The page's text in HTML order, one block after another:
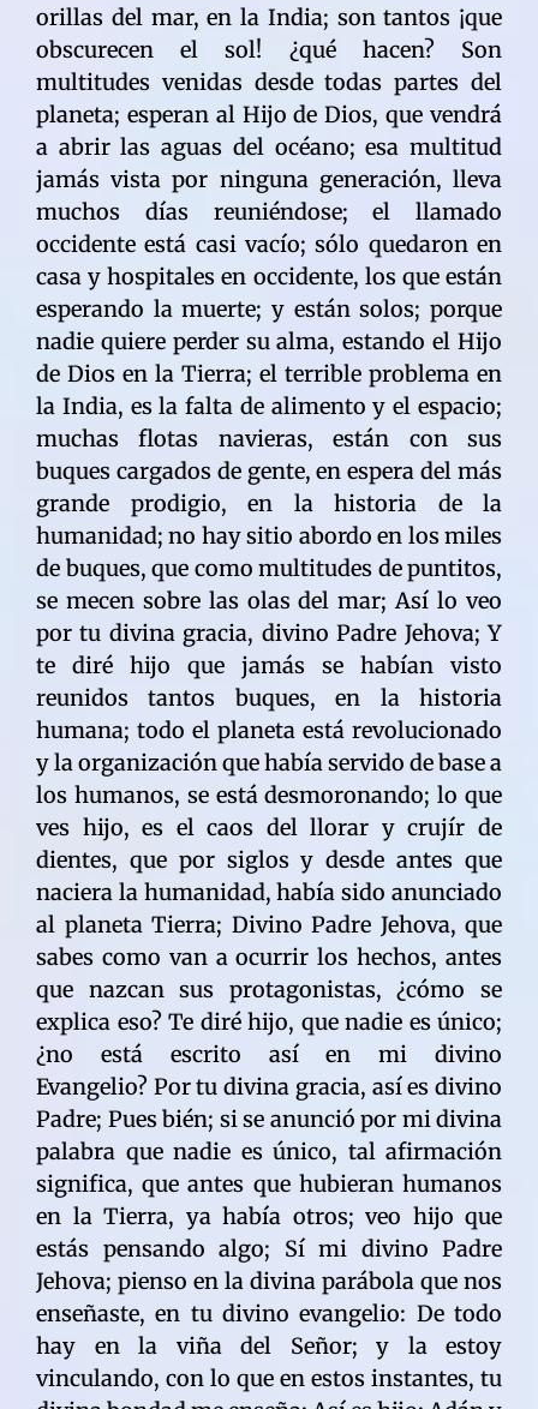
orillas del mar, en la India; son tantos ¡que
obscurecen el sol! ¿qué hacen? Son
multitudes venidas desde todas partes del
planeta; esperan al Hijo de Dios, que vendrá
a abrir las aguas del océano; esa multitud
jamás vista por ninguna generación, lleva
muchos días reuniéndose; el llamado
occidente está casi vacío; sólo quedaron en
casa y hospitales en occidente, los que están
esperando la muerte; y están solos; porque
nadie quiere perder su alma, estando el Hijo
de Dios en la Tierra; el terrible problema en
la India, es la falta de alimento y el espacio;
muchas flotas navieras, están con sus
buques cargados de gente, en espera del más
grande prodigio, en la historia de la
humanidad; no hay sitio abordo en los miles
de buques, que como multitudes de puntitos,
se mecen sobre las olas del mar; Así lo veo
por tu divina gracia, divino Padre Jehova; Y
te diré hijo que jamás se habían visto
reunidos tantos buques, en la historia
humana; todo el planeta está revolucionado
y la organización que había servido de base a
los humanos, se está desmoronando; lo que
ves hijo, es el caos del llorar y crujír de
dientes, que por siglos y desde antes que
naciera la humanidad, había sido anunciado
al planeta Tierra; Divino Padre Jehova, que
sabes como van a ocurrir los hechos, antes
que nazcan sus protagonistas, ¿cómo se
explica eso? Te diré hijo, que nadie es único;
¿no está escrito así en mi divino
Evangelio? Por tu divina gracia, así es divino
Padre; Pues bién; si se anunció por mi divina
palabra que nadie es único, tal afirmación
significa, que antes que hubieran humanos
en la Tierra, ya había otros; veo hijo que
estás pensando algo; Sí mi divino Padre
Jehova; pienso en la divina parábola que nos
enseñaste, en tu divino evangelio: De todo
hay en la viña del Señor; y la estoy
vinculando, con lo que en estos instantes, tu